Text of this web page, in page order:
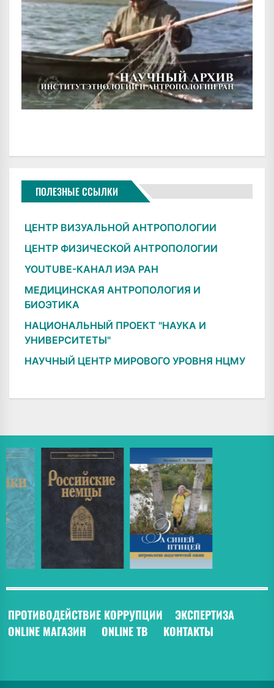
ПОЛЕЗНЫЕ ССЫЛКИ
ЦЕНТР ВИЗУАЛЬНОЙ АНТРОПОЛОГИИ
ЦЕНТР ФИЗИЧЕСКОЙ АНТРОПОЛОГИИ
YOUTUBE-КАНАЛ ИЭА РАН
МЕДИЦИНСКАЯ АНТРОПОЛОГИЯ И
БИОЭТИКА
НАЦИОНАЛЬНЫЙ ПРОЕКТ "НАУКА И
УНИВЕРСИТЕТЫ"
НАУЧНЫЙ ЦЕНТР МИРОВОГО УРОВНЯ НЦМУ
ПРОТИВОДЕЙСТВИЕ КОРРУПЦИИ ЭКСПЕРТИЗА
ONLINE МАГАЗИН
ONLINE ТВ КОНТАКТЫ